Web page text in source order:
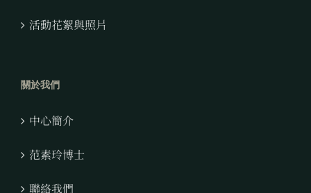
活動花絮與照片
關於我們
中心簡介
范素玲博士
聯絡我們